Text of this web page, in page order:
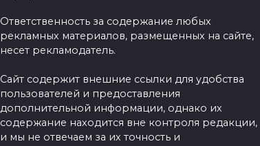
Ответственность за содержание любых
рекламных материалов, размещенных на сайте,
несет рекламодатель.
Сайт содержит внешние ссылки для удобства
пользователей и предоставления
дополнительной информации, однако их
содержание находится вне контроля редакции,
и мы не отвечаем за их точность и